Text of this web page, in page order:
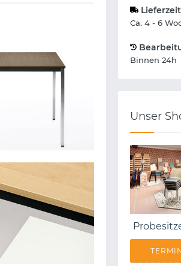
Lieferzeit
Ca. 4 - 6
Binnen 24h
Unser